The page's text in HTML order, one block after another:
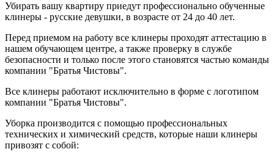
Убирать вашу квартиру приедут профессионально обученные
клинеры - русские девушки, в возрасте от 24 до 40 лет.
Перед приемом на работу все клинеры проходят аттестацию в
нашем обучающем центре, а также проверку в службе
безопасности и только после этого становятся частью команды
компании "Братья Чистовы".
Все клинеры работают исключительно в форме с логотипом
компании "Братья Чистовы".
Уборка производится с помощью профессиональных
технических и химический средств, которые наши клинеры
привозят с собой: